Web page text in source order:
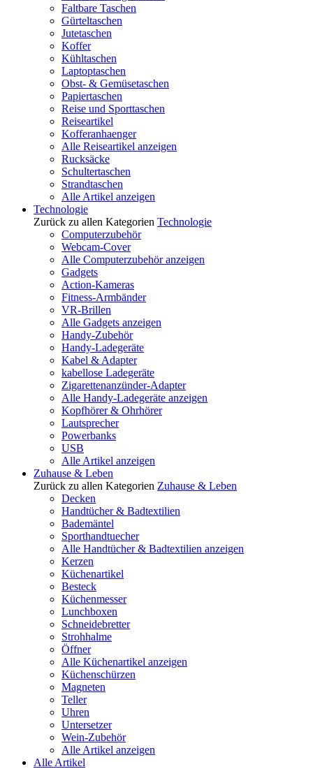
Faltbare Taschen
Gürteltaschen
Jutetaschen
Koffer
Kühltaschen
Laptoptaschen
Obst- & Gemüsetaschen
Papiertaschen
Reise und Sporttaschen
Reiseartikel
Kofferanhaenger
Alle Reiseartikel anzeigen
Rucksäcke
Schultertaschen
Strandtaschen
Alle Artikel anzeigen
Technologie
Zurück zu allen Kategorien Technologie
Computerzubehör
Webcam-Cover
Alle Computerzubehör anzeigen
Gadgets
Action-Kameras
Fitness-Armbänder
VR-Brillen
Alle Gadgets anzeigen
Handy-Zubehör
Handy-Ladegeräte
Kabel & Adapter
kabellose Ladegeräte
Zigarettenanzünder-Adapter
Alle Handy-Ladegeräte anzeigen
Kopfhörer & Ohrhörer
Lautsprecher
Powerbanks
USB
Alle Artikel anzeigen
Zuhause & Leben
Zurück zu allen Kategorien Zuhause & Leben
Decken
Handtücher & Badtextilien
Bademäntel
Sporthandtuecher
Alle Handtücher & Badtextilien anzeigen
Kerzen
Küchenartikel
Besteck
Küchenmesser
Lunchboxen
Schneidebretter
Strohhalme
Öffner
Alle Küchenartikel anzeigen
Küchenschürzen
Magneten
Teller
Uhren
Untersetzer
Wein-Zubehör
Alle Artikel anzeigen
Alle Artikel